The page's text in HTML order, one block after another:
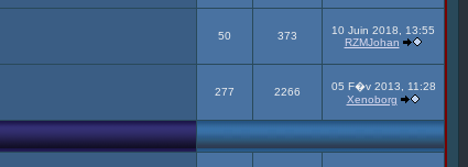
50 373
10 Juin 2018, 13:55
RZMJohan
277 2266
05 F�v 2013, 11:28
Xenoborg